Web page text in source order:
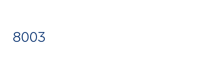
8003